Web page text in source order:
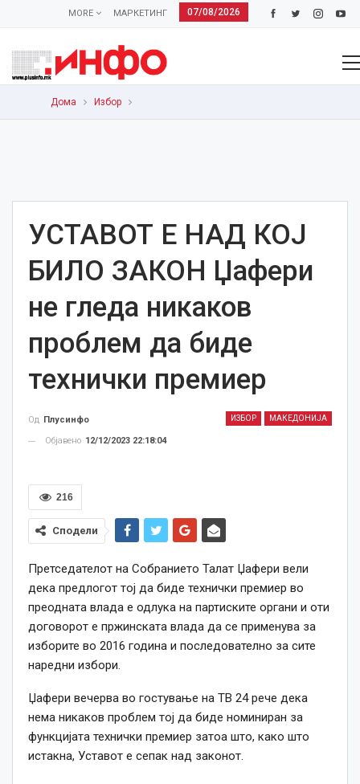
07/08/2026
МАРКЕТИНГ
MORE
Дома Избор
УСТАВОТ Е НАД КОЈ
БИЛО ЗАКОН Џафери
не гледа никаков
проблем да биде
технички премиер
ИЗБОР МАКЕДОНИЈА
Од Плусинфо
Објавено 12/12/2023 22:18:04
216
Сподели
Претседателот на Собранието Талат Џафери вели
дека предлогот тој да биде технички премиер во
преодната влада е одлука на партиските органи и оти
договорот е пржинската влада да се применува за
изборите во 2016 година и последователно за сите
наредни избори.
Џафери вечерва во гостување на ТВ 24 рече дека
нема никаков проблем тој да биде номиниран за
функцијата технички премиер затоа што, како што
истакна, Уставот е сепак над законот.